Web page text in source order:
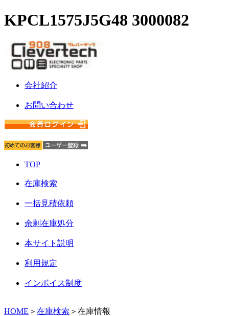
KPCL1575J5G48 3000082
会社紹介
お問い合わせ
TOP
在庫検索
一括見積依頼
余剰在庫処分
本サイト説明
利用規定
インボイス制度
HOME ＞ 在庫検索 ＞在庫情報